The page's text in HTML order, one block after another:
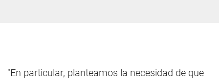
"En particular, planteamos la necesidad de que